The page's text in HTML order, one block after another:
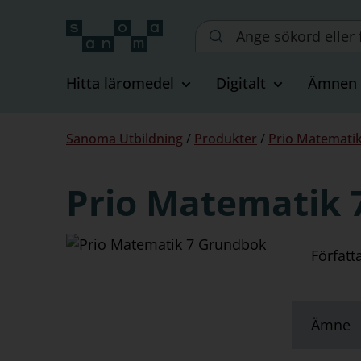
Sök
webbplatsen::
Hitta läromedel Digitalt Ämnen
Du
Sanoma Utbildning / Produkter / Prio
Prio Matematik
Ämne